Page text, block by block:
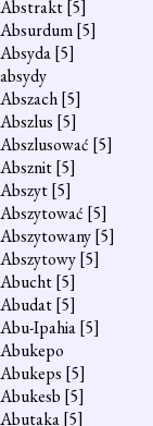
Abstrakt[5]
Absurdum[5]
Absyda[5]
absydy
Abszach[5]
Abszlus [5]
Abszlusować [5]
Absznit[5]
Abszyt[5]
Abszytować [5]
Abszytowany[5]
Abszytowy[5]
Abucht[5]
Abudat[5]
Abu-Ipahia[5]
Abukepo
Abukeps [5]
Abukesb [5]
Abutaka[5]